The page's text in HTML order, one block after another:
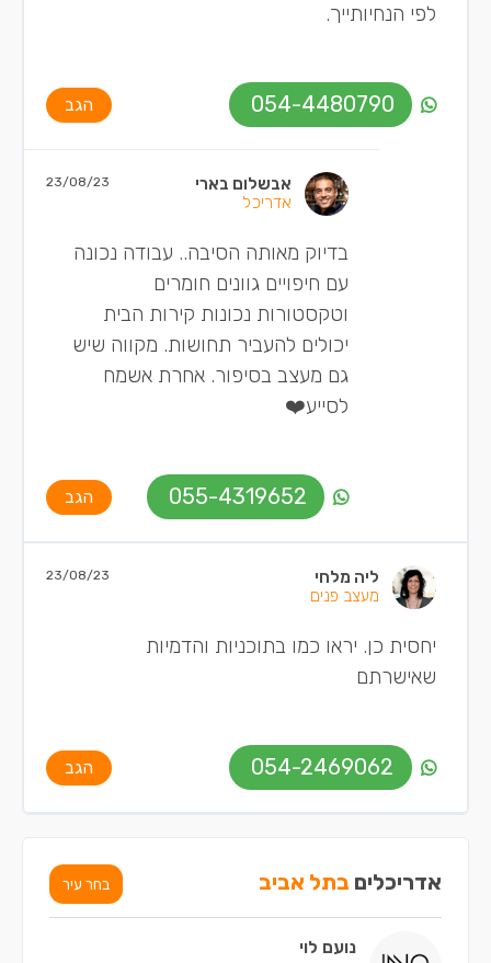
לפי הנחיותייך.
054-4480790 הגב
אבשלום בארי
אדריכל
23/08/23
בדיוק מאותה הסיבה.. עבודה נכונה
עם חיפויים גוונים חומרים
וטקסטורות נכונות קירות הבית
יכולים להעביר תחושות. מקווה שיש
גם מעצב בסיפור. אחרת אשמח
לסייע❤️
055-4319652 הגב
ליה מלחי
מעצב פנים
23/08/23
יחסית כן. יראו כמו בתוכניות והדמיות
שאישרתם
054-2469062 הגב
אדריכלים בתל אביב בחר עיר
נועם לוי